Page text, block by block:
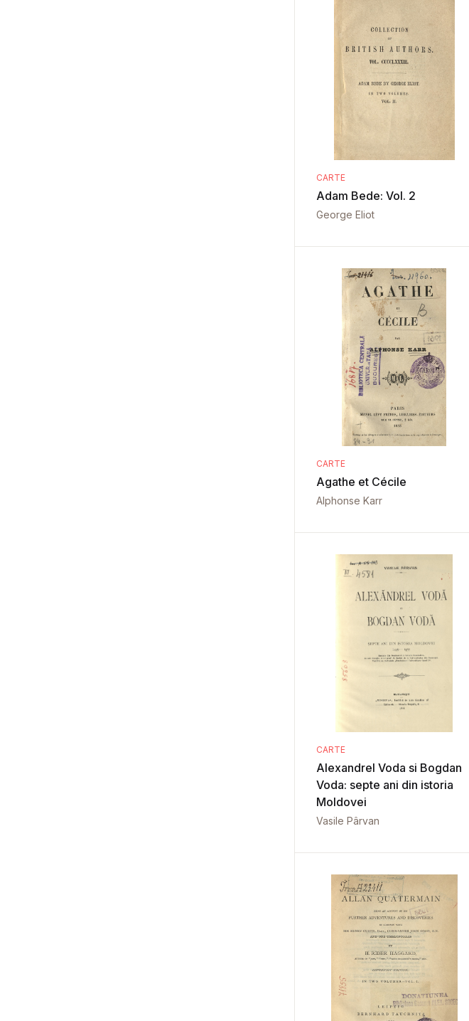
CARTE
Adam Bede: Vol. 2
George Eliot
CARTE
Agathe et Cécile
Alphonse Karr
CARTE
Alexandrel Voda si Bogdan
Voda: septe ani din istoria
Moldovei
Vasile Pârvan